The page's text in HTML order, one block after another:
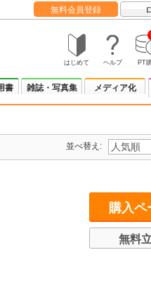
無料会員登録
はじめて ヘルプ PT
書 雑誌・写真集 メディア化
並べ替え:
購入ペ
無料